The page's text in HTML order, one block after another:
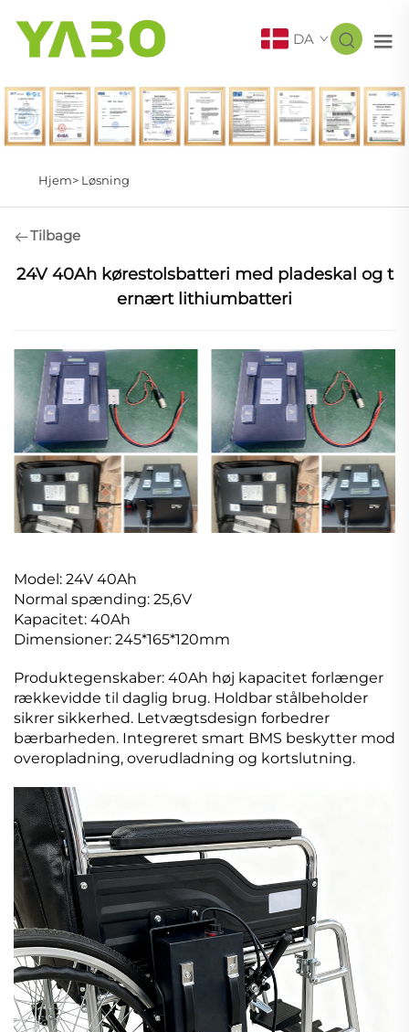
DA
Hjem> Løsning
Tilbage
24V 40Ah kørestolsbatteri med pladeskal og t
ernært lithiumbatteri
Model: 24V 40Ah
Normal spænding: 25,6V
Kapacitet: 40Ah
Dimensioner: 245*165*120mm
Produktegenskaber: 40Ah høj kapacitet forlænger
rækkevidde til daglig brug. Holdbar stålbeholder
sikrer sikkerhed. Letvægtsdesign forbedrer
bærbarheden. Integreret smart BMS beskytter mod
overopladning, overudladning og kortslutning.